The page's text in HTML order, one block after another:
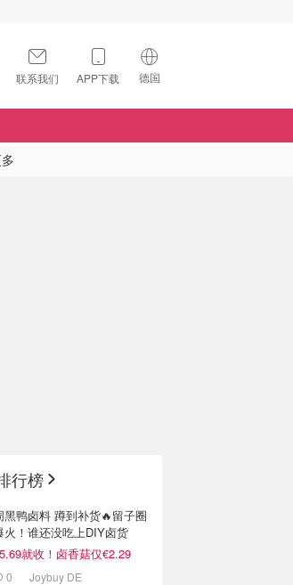
联系我们 APP下载 德国
🇺🇸
行榜
黑鸭卤料 蹲到补货🔥留子圈
火！谁还没吃上DIY卤货
就收！卤香菇仅€2.29
0 Joybuy DE